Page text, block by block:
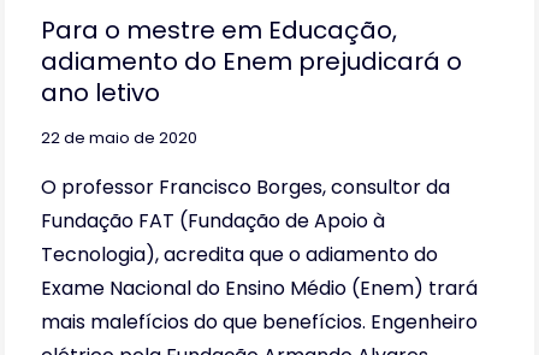
Para o mestre em Educação,
adiamento do Enem prejudicará o
ano letivo
22 de maio de 2020
O professor Francisco Borges, consultor da
Fundação FAT (Fundação de Apoio à
Tecnologia), acredita que o adiamento do
Exame Nacional do Ensino Médio (Enem) trará
mais malefícios do que benefícios. Engenheiro